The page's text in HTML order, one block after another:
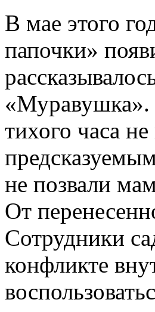
В мае этого
папочки»
«Муравушка».
тихого часа
не позвали
От
Сотрудники
конфликте